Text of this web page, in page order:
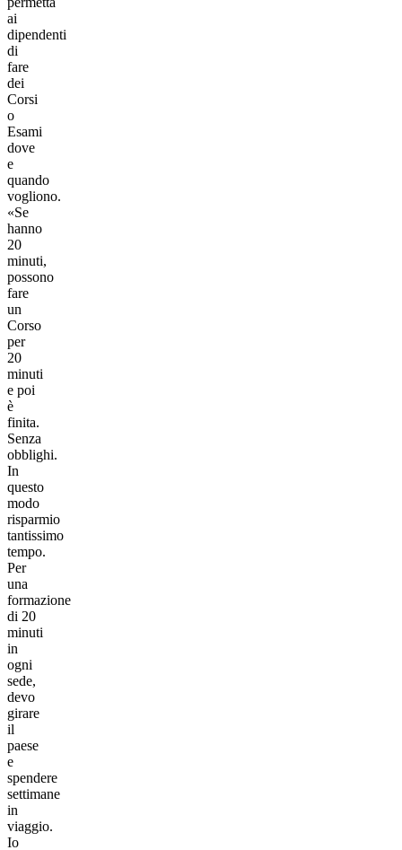
ai
dipendenti
di
fare
dei
Corsi
o
Esami
dove
e
quando
vogliono.
«Se
hanno
20
minuti,
possono
fare
un
Corso
per
20
minuti
e poi
è
finita.
Senza
obblighi.
In
questo
modo
risparmio
tantissimo
tempo.
Per
una
formazione
di 20
minuti
in
ogni
sede,
devo
girare
il
paese
e
spendere
settimane
in
viaggio.
Io